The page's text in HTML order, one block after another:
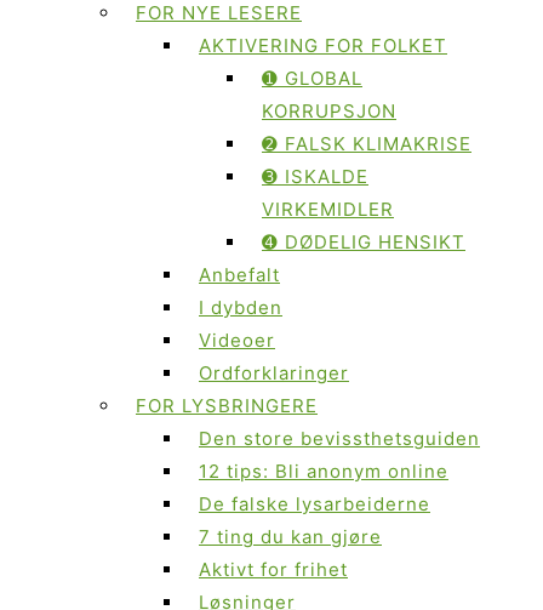
FOR NYE LESERE
AKTIVERING FOR FOLKET
➊ GLOBAL
KORRUPSJON
➋ FALSK KLIMAKRISE
➌ ISKALDE
VIRKEMIDLER
➍ DØDELIG HENSIKT
Anbefalt
I dybden
Videoer
Ordforklaringer
FOR LYSBRINGERE
Den store bevissthetsguiden
12 tips: Bli anonym online
De falske lysarbeiderne
7 ting du kan gjøre
Aktivt for frihet
Løsninger